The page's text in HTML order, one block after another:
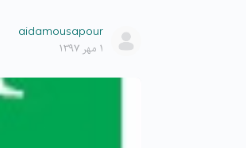
aidamousapour
۱ مهر ۱۳۹۷